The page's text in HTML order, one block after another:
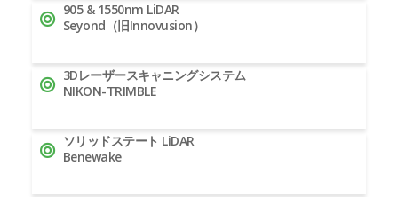
905 & 1550nm LiDAR
Seyond（旧Innovusion）
3Dレーザースキャニングシステム
NIKON-TRIMBLE
ソリッドステート LiDAR
Benewake